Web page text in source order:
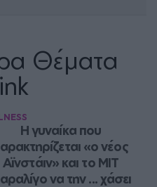
Θέματα
Η γυναίκα που
«ο νέος
Αϊνστάιν» και το MIT
να την ... χάσει